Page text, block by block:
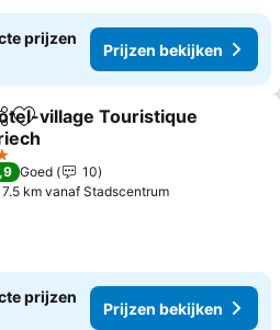
prijzen
Prijzen bekijken
Toevoegen aan favorieten
village Touristique
bekijken
Goed
10
7.5 km vanaf Stadscentrum
prijzen
Prijzen bekijken